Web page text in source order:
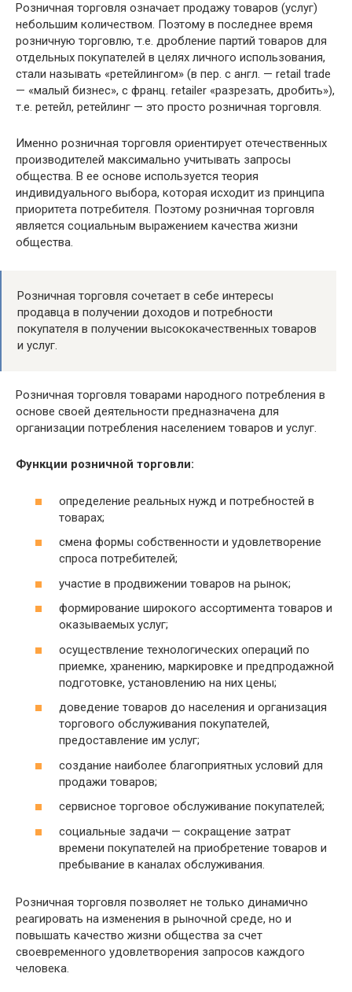
Розничная торговля означает продажу товаров (услуг)
небольшим количеством. Поэтому в последнее время
розничную торговлю, т.е. дробление партий товаров для
отдельных покупателей в целях личного использования,
стали называть «ретейлингом» (в пер. с англ. — retail trade
— «малый бизнес», с франц. retailer «разрезать, дробить»),
т.е. ретейл, ретейлинг — это просто розничная торговля.
Именно розничная торговля ориентирует отечественных
производителей максимально учитывать запросы
общества. В ее основе используется теория
индивидуального выбора, которая исходит из принципа
приоритета потребителя. Поэтому розничная торговля
является социальным выражением качества жизни
общества.
Розничная торговля сочетает в себе интересы
продавца в получении доходов и потребности
покупателя в получении высококачественных товаров
и услуг.
Розничная торговля товарами народного потребления в
основе своей деятельности предназначена для
организации потребления населением товаров и услуг.
Функции розничной торговли:
определение реальных нужд и потребностей в
товарах;
смена формы собственности и удовлетворение
спроса потребителей;
участие в продвижении товаров на рынок;
формирование широкого ассортимента товаров и
оказываемых услуг;
осуществление технологических операций по
приемке, хранению, маркировке и предпродажной
подготовке, установлению на них цены;
доведение товаров до населения и организация
торгового обслуживания покупателей,
предоставление им услуг;
создание наиболее благоприятных условий для
продажи товаров;
сервисное торговое обслуживание покупателей;
социальные задачи — сокращение затрат
времени покупателей на приобретение товаров и
пребывание в каналах обслуживания.
Розничная торговля позволяет не только динамично
реагировать на изменения в рыночной среде, но и
повышать качество жизни общества за счет
своевременного удовлетворения запросов каждого
человека.